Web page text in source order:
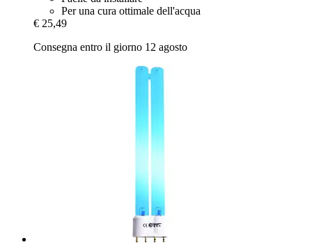
Per una cura ottimale dell'acqua
€ 25,49
Consegna entro il giorno 12 agosto